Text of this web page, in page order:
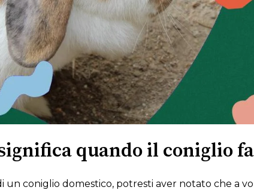
quando il coniglio
un coniglio domestico, potresti aver notato che a